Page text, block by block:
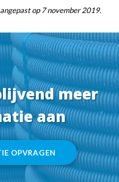
op 7 november 2019.
meer
aan
OPVRAGEN